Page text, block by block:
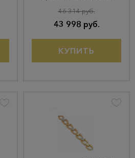
43 998 руб.
46 314 руб.
КУПИТЬ